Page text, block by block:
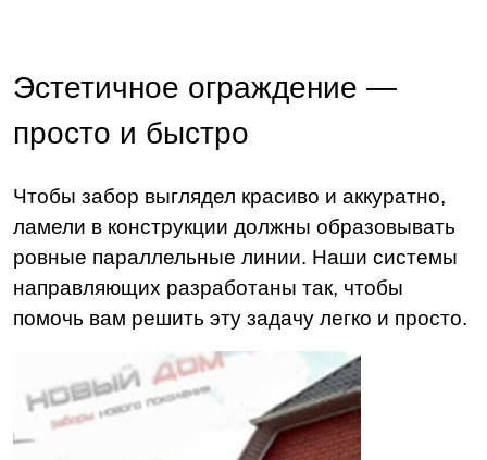
Эстетичное ограждение —
просто и быстро
Чтобы забор выглядел красиво и аккуратно,
ламели в конструкции должны образовывать
ровные параллельные линии. Наши системы
направляющих разработаны так, чтобы
помочь вам решить эту задачу легко и просто.